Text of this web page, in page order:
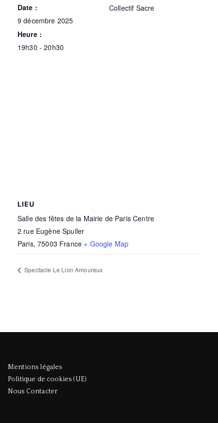
Date :
9 décembre 2025
Heure :
19h30 - 20h30
Collectif Sacre
LIEU
Salle des fêtes de la Mairie de Paris Centre
2 rue Eugène Spuller
Paris, 75003 France + Google Map
Spectacle Le Lion Amoureux
Mentions légales
Politique de cookies (UE)
Nous Contacter